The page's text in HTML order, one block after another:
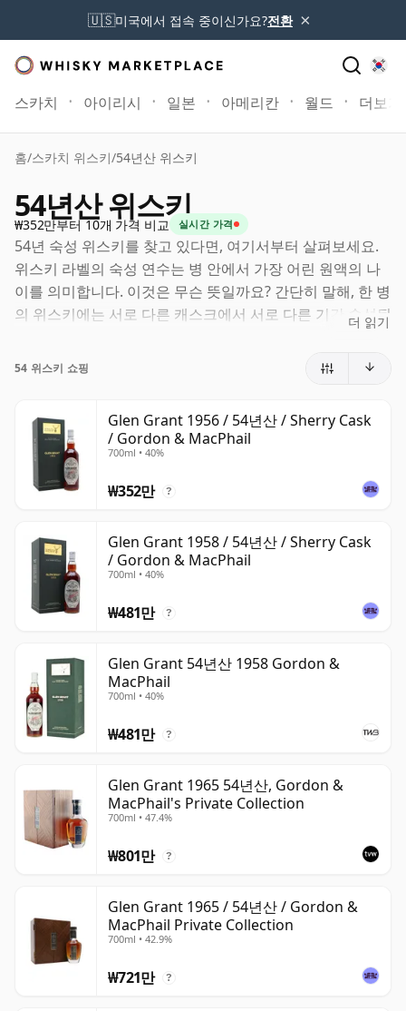
🇺🇸미국에서 접속 중이신가요?전환 ×
스카치 아이리시 일본 아메리칸 월드 더보기
홈/스카치 위스키/54년산 위스키
54년산 위스키
₩352만부터 10개 가격 비교 실시간 가격
54년 숙성 위스키를 찾고 있다면, 여기서부터 살펴보세요.
위스키 라벨의 숙성 연수는 병 안에서 가장 어린 원액의 나
이를 의미합니다. 이것은 무슨 뜻일까요? 간단히 말해, 한 병
의 위스키에는 서로 다른 캐스크에서 서로 다른 기간 숙성된
년)이라고 적혀 있다면, 더 오래 숙성된 원액이 포함될 수는
위스키는 병입되는 순간 숙성이 멈추며, 병 안에서 계속 숙
성되는 와인과 다릅니다. 따라서 오십사년 숙성 위스키는 시
간이 멈춘 상태로, 언제나 54년 숙성으로 남습니다.
더 읽기
54 위스키 쇼핑
Glen Grant 1956 / 54년산 / Sherry Cask
/ Gordon & MacPhail
700ml • 40%
₩352만 ?
Glen Grant 1958 / 54년산 / Sherry Cask
/ Gordon & MacPhail
700ml • 40%
₩481만 ?
Glen Grant 54년산 1958 Gordon &
MacPhail
700ml • 40%
₩481만 ?
Glen Grant 1965 54년산, Gordon &
MacPhail's Private Collection
700ml • 47.4%
₩801만 ?
Glen Grant 1965 / 54년산 / Gordon &
MacPhail Private Collection
700ml • 42.9%
₩721만 ?